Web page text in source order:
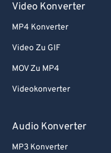
Video Konverter
MP4 Konverter
Video Zu GIF
MOV Zu MP4
Videokonverter
Audio Konverter
MP3 Konverter